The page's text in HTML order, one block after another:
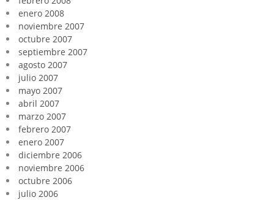
enero 2008
noviembre 2007
octubre 2007
septiembre 2007
agosto 2007
julio 2007
mayo 2007
abril 2007
marzo 2007
febrero 2007
enero 2007
diciembre 2006
noviembre 2006
octubre 2006
julio 2006